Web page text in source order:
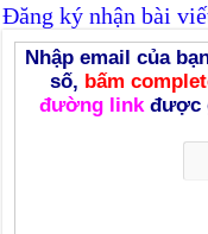
Đăng ký nhận bài
Nhập email của
số, bấm
đường link được